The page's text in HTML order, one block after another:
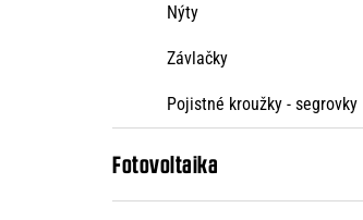
Nýty
Závlačky
Pojistné kroužky - segrovky
Fotovoltaika